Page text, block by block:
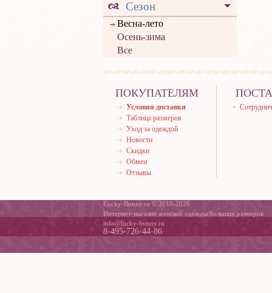
Сезон
Весна-лето
Осень-зима
Все
ПОКУПАТЕЛЯМ
Условия доставки
Таблица размеров
Уход за одеждой
Новости
Скидки
Обмен
Отзывы
Lucky-Bunny.ru © 2010-2026
Интернет-магазин женской одежды больших размеров
info@lucky-bunny.ru
8-495-726-44-86